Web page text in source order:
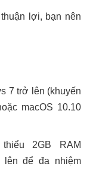
lợi, bạn nên
7 trở lên (khuyến
macOS 10.10
2GB RAM
lên để đa nhiệm